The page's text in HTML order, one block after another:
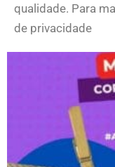
qualidade. Para
de privacidade